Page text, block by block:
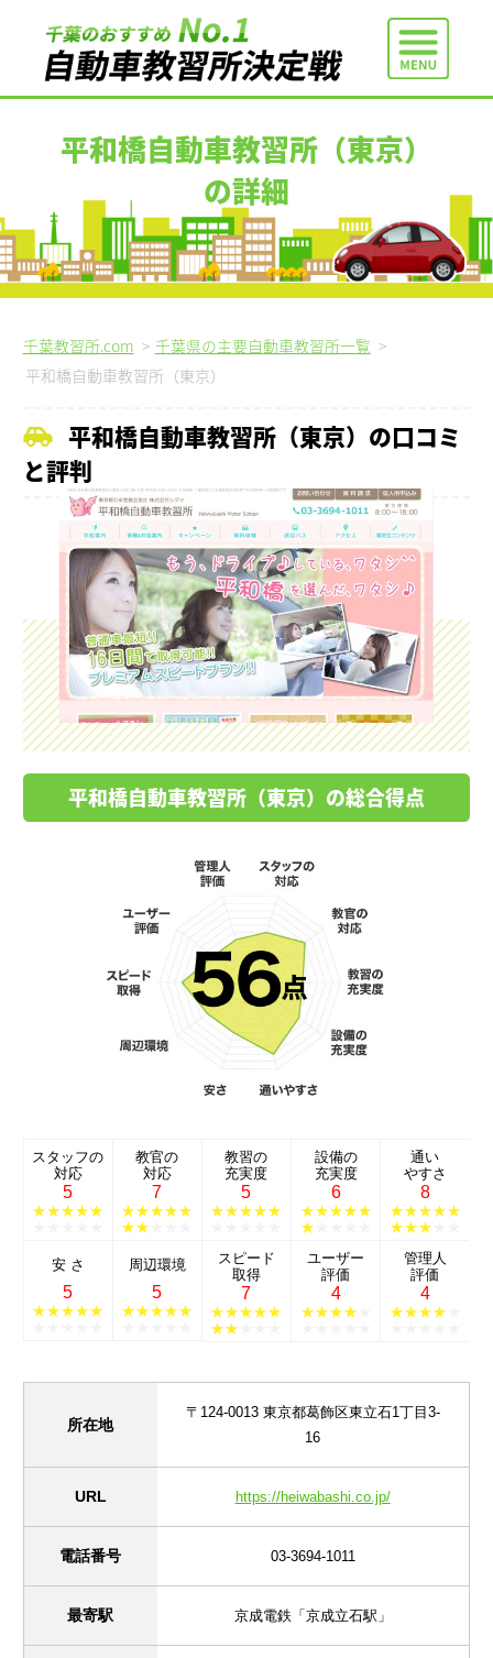
平和橋自動車教習所（東京）
の詳細
千葉教習所.com > 千葉県の主要自動車教習所一覧 >
平和橋自動車教習所（東京）
平和橋自動車教習所（東京）の口コミ
と評判
平和橋自動車教習所（東京）の総合得点
スタッフの
対応
5
★★★★★
教官の
対応
7
★★★★★
★★
教習の
充実度
5
★★★★★
設備の
充実度
6
★★★★★
★
通い
やすさ
8
★★★★★
★★★
安 さ
5
★★★★★
周辺環境
5
★★★★★
スピード
取得
7
★★★★★
★★
ユーザー
評価
4
★★★★
管理人
評価
4
★★★★
所在地
〒124-0013 東京都葛飾区東立石1丁目3-
16
URL https://heiwabashi.co.jp/
電話番号 03-3694-1011
最寄駅 京成電鉄「京成立石駅」